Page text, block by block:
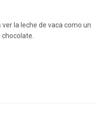
la leche de vaca como un